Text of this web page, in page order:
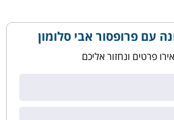
לי כמה פעמים שקמתי באמצע הלילה מהשינה
ויצאתי למרפסת וראיתי את האורות בסדר). שאלות: 1. האם זה שהרופא
מהנהוג […]
עם פרופסור אבי סלומון
פרטים ונחזור אליכם